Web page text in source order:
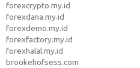
forexcrypto.my.id
forexdana.my.id
forexdemo.my.id
forexfactory.my.id
forexhalal.my.id
brookehofsess.com